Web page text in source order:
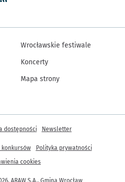
Wrocławskie festiwale
Koncerty
Mapa strony
ARAW S.A., Gmina Wrocław
dostępności Newsletter
konkursów
Polityka prywatności
cookies